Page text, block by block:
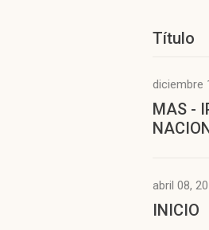
Título
diciembre
MAS -
abril 08,
INICIO